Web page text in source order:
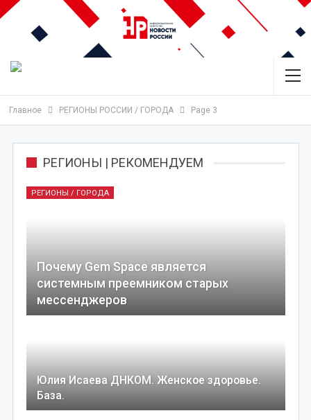
Главное РЕГИОНЫ РОССИИ / ГОРОДА Page 3
РЕГИОНЫ | РЕКОМЕНДУЕМ
РЕГИОНЫ / ГОРОДА
Почему Gem Space является
системным преемником старых
мессенджеров
Юлия Исаева ДНКОМ. Женское здоровье.
База.